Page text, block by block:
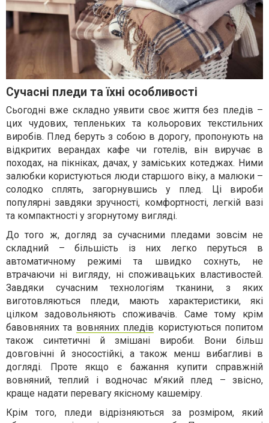
Сучасні пледи та їхні особливості
Сьогодні вже складно уявити своє життя без пледів –
цих чудових, тепленьких та кольорових текстильних
виробів. Плед беруть з собою в дорогу, пропонують на
відкритих верандах кафе чи готелів, він виручає в
походах, на пікніках, дачах, у заміських котеджах. Ними
залюбки користуються люди старшого віку, а малюки –
солодко сплять, загорнувшись у плед. Ці вироби
популярні завдяки зручності, комфортності, легкій вазі
та компактності у згорнутому вигляді.
До того ж, догляд за сучасними пледами зовсім не
складний – більшість із них легко перуться в
автоматичному режимі та швидко сохнуть, не
втрачаючи ні вигляду, ні споживацьких властивостей.
Завдяки сучасним технологіям тканини, з яких
виготовляються пледи, мають характеристики, які
цілком задовольняють споживачів. Саме тому крім
бавовняних та вовняних пледів користуються попитом
також синтетичні й змішані вироби. Вони більш
довговічні й зносостійкі, а також менш вибагливі в
догляді. Проте якщо є бажання купити справжній
вовняний, теплий і водночас м’який плед – звісно,
краще надати перевагу якісному кашеміру.
Крім того, пледи відрізняються за розміром, який